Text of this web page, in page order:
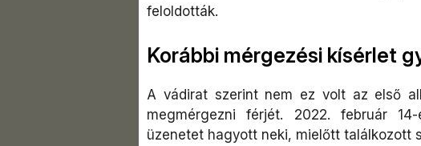
feloldották.
Korábbi mérgezési kísérlet
A vádirat szerint nem ez volt az első
megmérgezni férjét. 2022. február
üzenetet hagyott neki, mielőtt találkozott